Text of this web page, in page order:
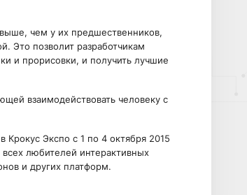
чем у их предшественников,
Это позволит разработчикам
и прорисовки, и получить лучшие
взаимодействовать человеку с
Крокус Экспо с 1 по 4 октября 2015
любителей интерактивных
и других платформ.